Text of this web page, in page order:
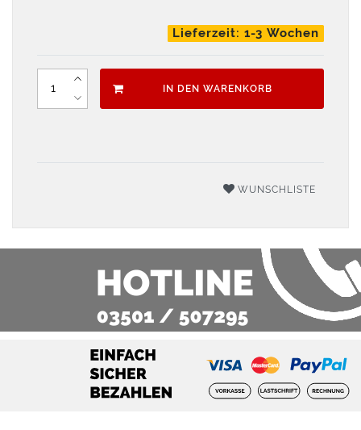
Lieferzeit: 1-3 Wochen
IN DEN WARENKORB
WUNSCHLISTE